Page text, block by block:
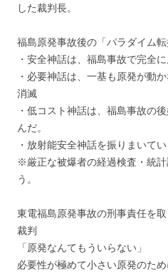
した裁判長。
福島原発事故後の「パラダイム転
・安全神話は、福島事故で完全に
・必要神話は、一基も原発が動
消滅
・低コスト神話は、福島事故の
んだ。
・放射能安全神話を振りまいてい
※厳正な被爆者の経過検査・統
う。
東電福島原発事故の刑事責任を
裁判
「原発なんてもういらない」
必要性が極めて小さい原発のた